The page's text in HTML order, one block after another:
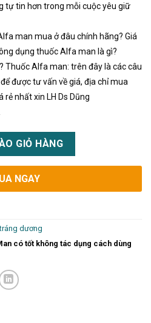
tự tin hơn trong mỗi cuộc yêu giữ
man mua ở đâu chính hãng? Giá
dụng thuốc Alfa man là gì?
Thuốc Alfa man: trên đây là các câu
được tư vấn về giá, địa chỉ mua
nhất xin LH Ds Dũng
tác dụng cách dùng giá bán số
GIỎ HÀNG
NGAY
dương
có tốt không tác dụng cách dùng